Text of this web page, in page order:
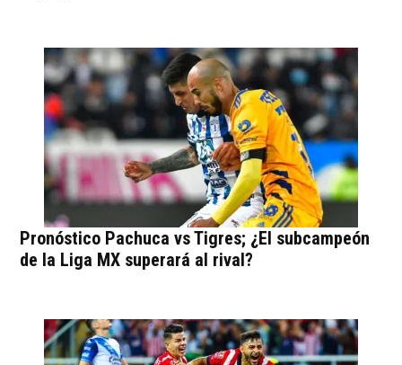
Pronóstico Pachuca vs Tigres; ¿El subcampeón
de la Liga MX superará al rival?